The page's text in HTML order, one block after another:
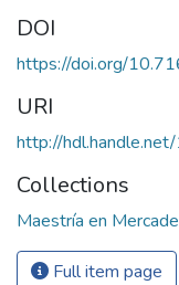
DOI
https://doi.org/
URI
http://
Collections
Maestría en
Full item page